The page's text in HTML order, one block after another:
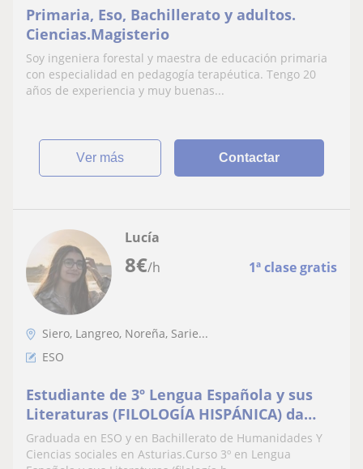
Primaria, Eso, Bachillerato y adultos.
Ciencias.Magisterio
Soy ingeniera forestal y maestra de educación primaria
con especialidad en pedagogía terapéutica. Tengo 20
años de experiencia y muy buenas...
ver más Contactar
8€/h 1ª clase gratis
Lucía
Siero, Langreo, Noreña, Sarie...
ESO
Estudiante de 3º Lengua Española y sus
Literaturas (FILOLOGÍA HISPÁNICA) da
refuerzo escolar nivel PRIMARIA y
SECUNDARIA en Asturias
Graduada en ESO y en Bachillerato de Humanidades Y
Ciencias sociales en Asturias.Curso 3º en Lengua